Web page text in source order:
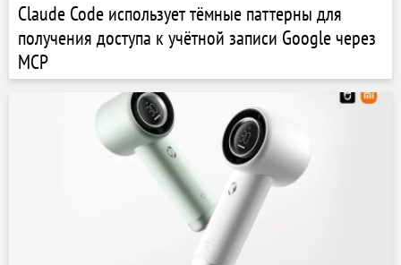
Claude Code использует тёмные паттерны для
получения доступа к учётной записи Google через
MCP